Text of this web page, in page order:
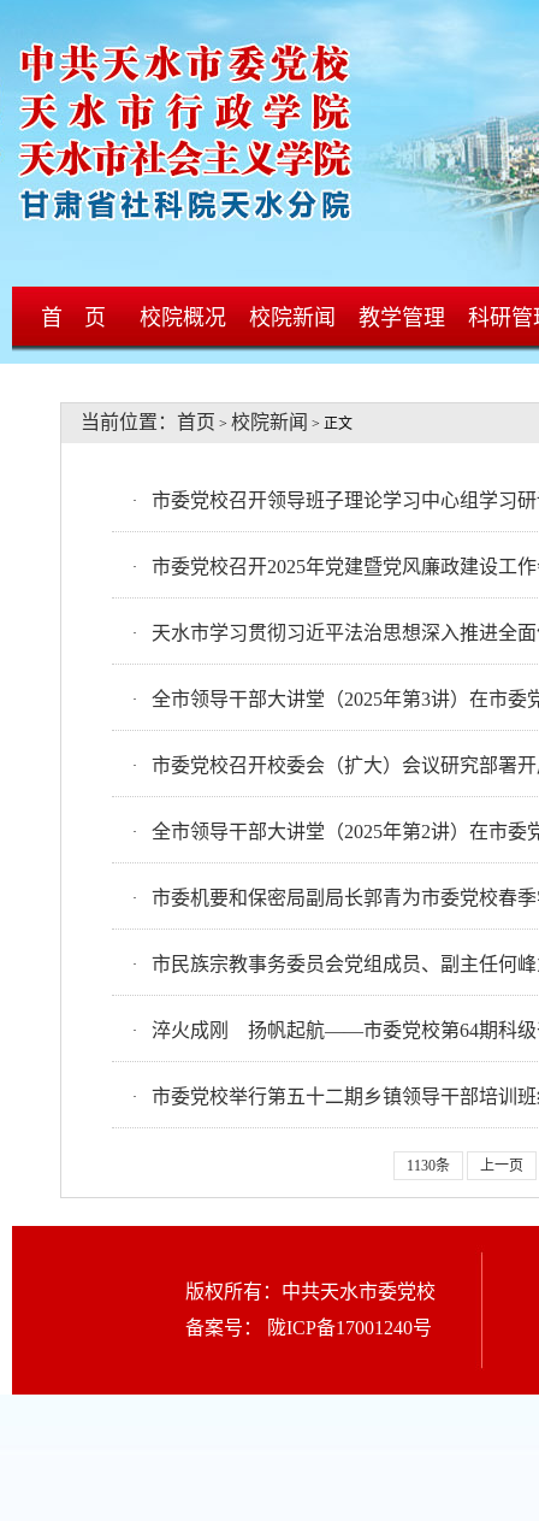
首 页 校院概况 校院新闻 教学管理 科研管
当前位置： 首页 > 校院新闻 > 正文
· 市委党校召开领导班子理论学习中心组学习
· 市委党校召开2025年党建暨党风廉政建设工
· 天水市学习贯彻习近平法治思想深入推进全
· 全市领导干部大讲堂（2025年第3讲）在市委
· 市委党校召开校委会（扩大）会议研究部署
· 全市领导干部大讲堂（2025年第2讲）在市委
· 市委机要和保密局副局长郭青为市委党校春
· 市民族宗教事务委员会党组成员、副主任何
· 淬火成刚 扬帆起航——市委党校第64期科级
· 市委党校举行第五十二期乡镇领导干部培训
1130条 上一页
版权所有：中共天水市委党校
备案号：
陇ICP备17001240号